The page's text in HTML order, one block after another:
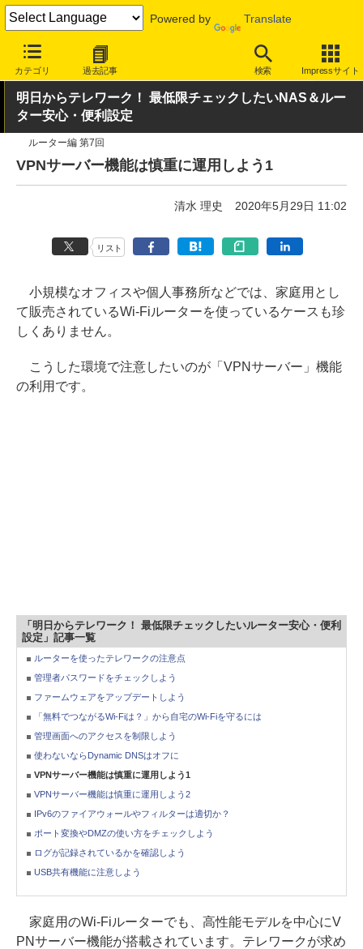
Powered by Translate
カテゴリ 過去記事 検索 Impressサイト
INTERNET Watch ハードウェア 無線LAN
明日からテレワーク！ 最低限チェックしたいNAS＆ルー
ター安心・便利設定
ルーター編 第7回
VPNサーバー機能は慎重に運用しよう1
清水 理史 2020年5月29日 11:02
リスト
小規模なオフィスや個人事務所などでは、家庭用とし
て販売されているWi-Fiルーターを使っているケースも珍
しくありません。
こうした環境で注意したいのが「VPNサーバー」機能
の利用です。
「明日からテレワーク！ 最低限チェックしたいルーター安心・便利
設定」記事一覧
ルーターを使ったテレワークの注意点
管理者パスワードをチェックしよう
ファームウェアをアップデートしよう
「無料でつながるWi-Fiは？」から自宅のWi-Fiを守るには
管理画面へのアクセスを制限しよう
使わないならDynamic DNSはオフに
VPNサーバー機能は慎重に運用しよう1
VPNサーバー機能は慎重に運用しよう2
IPv6のファイアウォールやフィルターは適切か？
ポート変換やDMZの使い方をチェックしよう
ログが記録されているかを確認しよう
USB共有機能に注意しよう
家庭用のWi-Fiルーターでも、高性能モデルを中心にV
PNサーバー機能が搭載されています。テレワークが求め